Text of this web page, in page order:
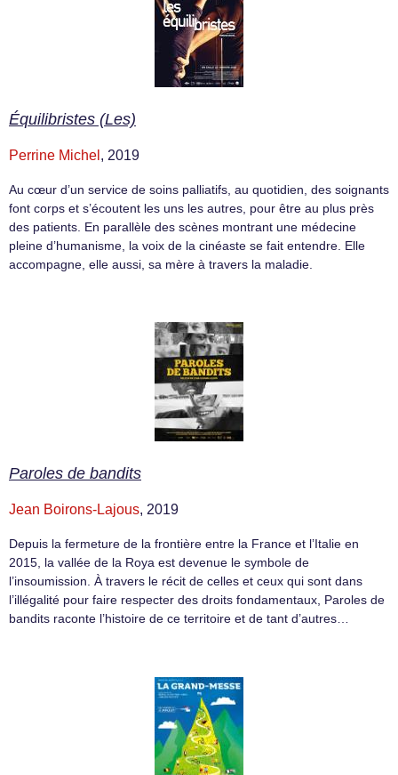
Équilibristes (Les)
Perrine Michel , 2019
Au cœur d’un service de soins palliatifs, au quotidien, des soignants
font corps et s’écoutent les uns les autres, pour être au plus près
des patients. En parallèle des scènes montrant une médecine
pleine d’humanisme, la voix de la cinéaste se fait entendre. Elle
accompagne, elle aussi, sa mère à travers la maladie.
Paroles de bandits
Jean Boirons-Lajous, 2019
Depuis la fermeture de la frontière entre la France et l’Italie en
2015, la vallée de la Roya est devenue le symbole de
l’insoumission. À travers le récit de celles et ceux qui sont dans
l’illégalité pour faire respecter des droits fondamentaux, Paroles de
bandits raconte l’histoire de ce territoire et de tant d’autres…